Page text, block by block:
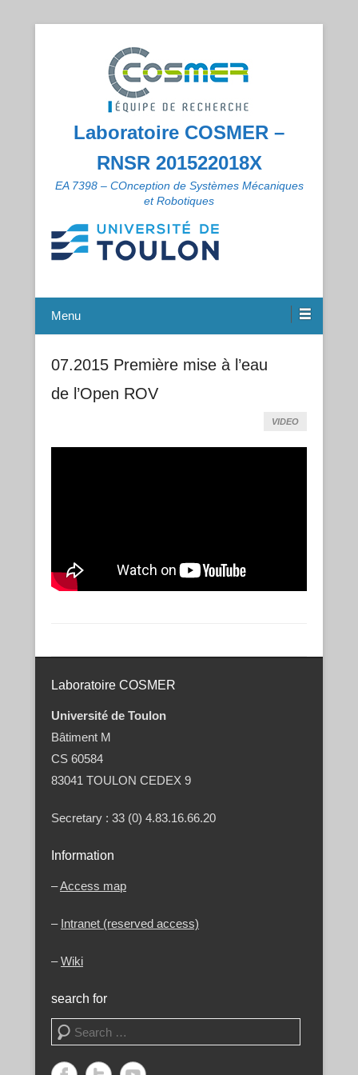
Laboratoire COSMER –
RNSR 201522018X
EA 7398 – COnception de Systèmes Mécaniques
et Robotiques
Menu
07.2015 Première mise à l’eau
de l’Open ROV
VIDEO
Laboratoire COSMER
Université de Toulon
Bâtiment M
CS 60584
83041 TOULON CEDEX 9
Secretary : 33 (0) 4.83.16.66.20
Information
–Access map
– Intranet (reserved access)
–Wiki
search for
Search